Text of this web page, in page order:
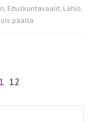
, Eduskuntavaalit, Lähiö,
päältä
12